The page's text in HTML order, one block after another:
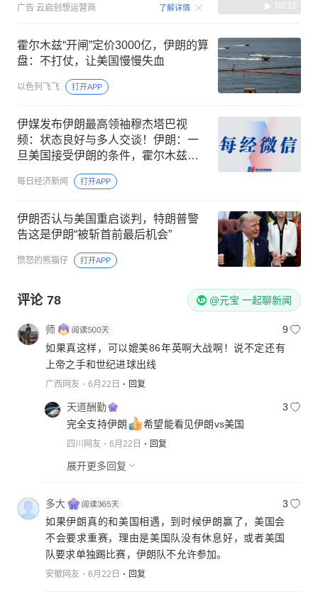
广告 云启创想运营商 了解详情 00:15
霍尔木兹“开闸”定价3000亿，伊朗的算
盘：不打仗，让美国慢慢失血
以色列飞飞 打开APP
伊媒发布伊朗最高领袖穆杰塔巴视
频：状态良好与多人交谈！伊朗：一
旦美国接受伊朗的条件，霍尔木兹必
每日经济新闻 打开APP
伊朗否认与美国重启谈判，特朗普警
告这是伊朗“被斩首前最后机会”
愤怒的熊猫仔 打开APP
评论 78 @元宝 一起聊新闻
师
9
如果真这样，可以媲美86年英啊大战啊！说不定还有
上帝之手和世纪进球出线
广西网友 6月22日 回复
天道酬勤
3
完全支持伊朗
希望能看见伊朗vs美国
四川网友 6月22日 回复
展开更多回复
多大
3
如果伊朗真的和美国相遇，到时候伊朗赢了，美国会
不会要求重赛，理由是美国队没有休息好，或者美国
队要求单独踢比赛，伊朗队不允许参加。
安徽网友 6月22日 回复